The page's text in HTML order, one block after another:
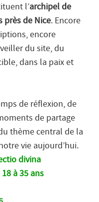
l’archipel de
près de Nice. Encore
encore
du site, du
dans la paix et
de réflexion, de
de partage
thème central de la
vie aujourd’hui.
divina
à 35 ans